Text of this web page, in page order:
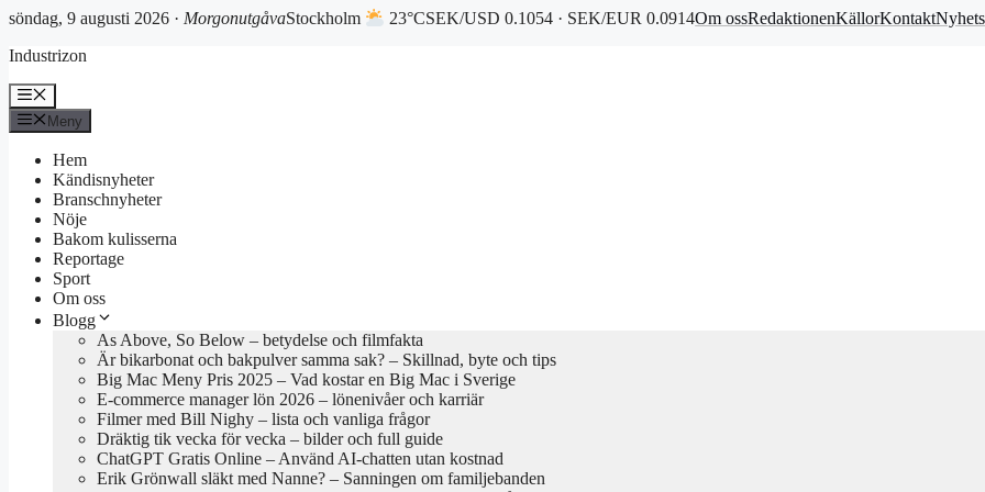
söndag, 9 augusti 2026 · MorgonutgåvaStockholm 23°CSEK/USD 0.1054 · SEK/EUR 0.0914Om ossRedaktionenKällorKontakt
till
Industrizon
Meny
Meny
Hem
Kändisnyheter
Branschnyheter
Nöje
Bakom kulisserna
Reportage
Sport
Om oss
Blogg
As Above, So Below – betydelse och filmfakta
Är bikarbonat och bakpulver samma sak? – Skillnad, byte och tips
Big Mac Meny Pris 2025 – Vad kostar en Big Mac i Sverige
E-commerce manager lön 2026 – lönenivåer och karriär
Filmer med Bill Nighy – lista och vanliga frågor
Dräktig tik vecka för vecka – bilder och full guide
ChatGPT Gratis Online – Använd AI-chatten utan kostnad
Erik Grönwall släkt med Nanne? – Sanningen om familjebanden